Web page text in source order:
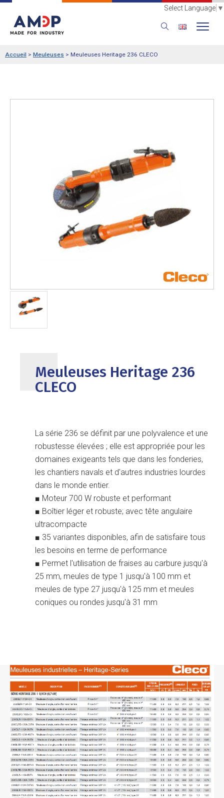
Select Language ▼
Accueil > Meuleuses > Meuleuses Heritage 236 CLECO
Meuleuses Heritage 236
CLECO
La série 236 se définit par une polyvalence et une
robustesse élevées ; elle est appropriée pour les
domaines exigeants tels que dans les fonderies,
les chantiers navals et d'autres industries lourdes
dans le monde entier.
■ Moteur 700 W robuste et performant
■ Boîtier léger et robuste; avec tête angulaire
ultracompacte
■ 35 variantes disponibles, afin de satisfaire tous
les besoins en terme de performance
■ Permet l'utilisation de fraises au carbure jusqu'à
25 mm, meules de type 1 jusqu'à 100 mm et
meules de type 27 jusqu'à 125 mm et meules
coniques ou rondes jusqu'à 31 mm